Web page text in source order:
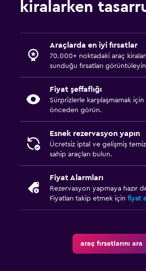
kiralarken
Araçlarda en iyi fırsatlar
70.000+ noktadaki araç
sunduğu fırsatları
Fiyat şeffaflığı
Sürprizlerle karşılaşmamak
önceden görün.
Esnek rezervasyon yapın
Ücretsiz iptal ve gelişmiş
sahip araçları bulun.
Fiyat Alarmları
Rezervasyon yapmaya hazır
Fiyatları takip etmek için fiyat
araç fırsatlarını ara